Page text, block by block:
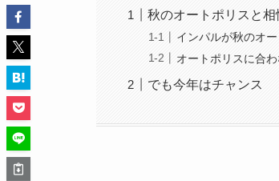
秋のオートポリスと
インパルが秋のオ
オートポリスに合わ
でも今年はチャンス